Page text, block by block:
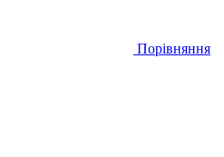
Порівняння